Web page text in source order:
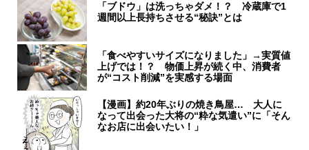
「ブドウ」は洗っちゃダメ！？ 冷蔵庫で1
週間以上長持ちさせる“秘訣”とは
「食べやすいサイズになりました」→実質値
上げでは！？ 物価上昇が続く中、消費者
が“コスト削減”を実感する場面
【漫画】約20年ぶりの焼き鳥屋… 大人に
なって出会った大将の“粋な気遣い”に「そん
なお店に出会いたい！」